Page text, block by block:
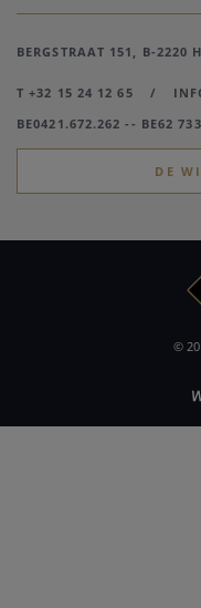
BERGSTRAAT 151, B-2220
T +32 15 24 12 65 /
BE0421.672.262 -- BE62
DE
©